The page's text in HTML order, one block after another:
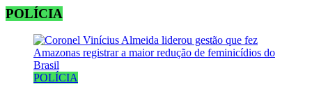
POLÍCIA
POLÍCIA